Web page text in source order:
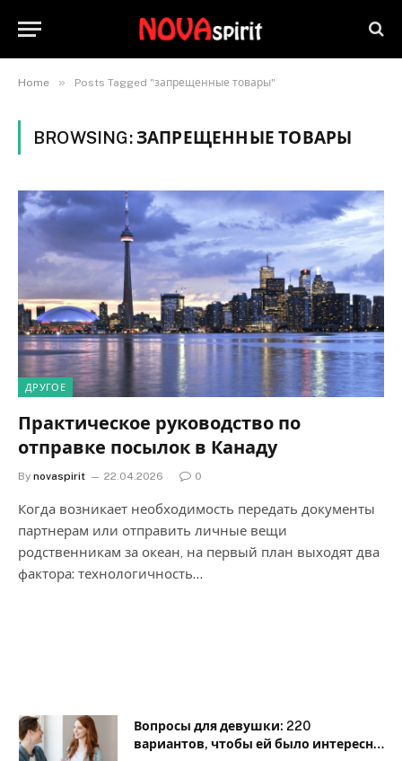
Home » Posts Tagged "запрещенные товары"
BROWSING: ЗАПРЕЩЕННЫЕ ТОВАРЫ
ДРУГОЕ
Практическое руководство по
отправке посылок в Канаду
By novaspirit 22.04.2026 0
Когда возникает необходимость передать документы
партнерам или отправить личные вещи
родственникам за океан, на первый план выходят два
фактора: технологичность…
Вопросы для девушки: 220
вариантов, чтобы ей было интересно